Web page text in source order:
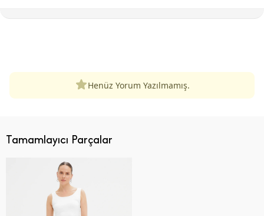
Henüz Yorum Yazılmamış.
Tamamlayıcı Parçalar